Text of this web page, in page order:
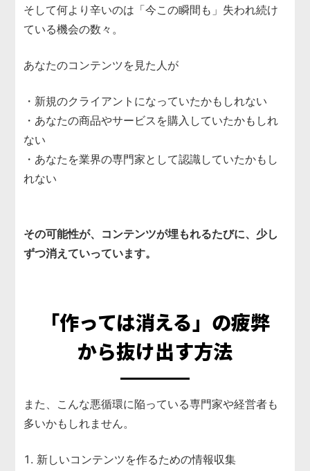
そして何より辛いのは「今この瞬間も」失われ続け
ている機会の数々。
あなたのコンテンツを見た人が
・新規のクライアントになっていたかもしれない
・あなたの商品やサービスを購入していたかもしれ
ない
・あなたを業界の専門家として認識していたかもし
れない
その可能性が、コンテンツが埋もれるたびに、少し
ずつ消えていっています。
「作っては消える」の疲弊
から抜け出す方法
また、こんな悪循環に陥っている専門家や経営者も
多いかもしれません。
新しいコンテンツを作るための情報収集